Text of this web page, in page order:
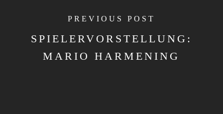
PREVIOUS POST
SPIELERVORSTELLUNG:
MARIO HARMENING